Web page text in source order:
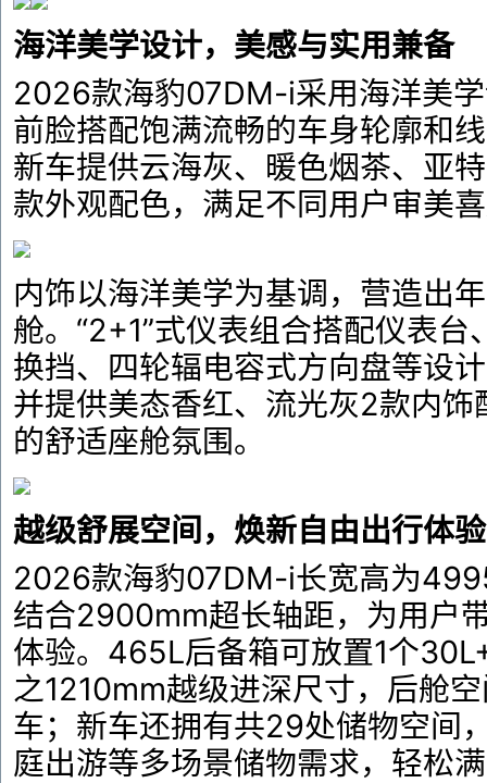
海洋美学设计，美感与实用兼备
2026款海豹07DM-i采用海洋美
前脸搭配饱满流畅的车身轮廓和
新车提供云海灰、暖色烟茶、亚
款外观配色，满足不同用户审美
内饰以海洋美学为基调，营造出
舱。“2+1”式仪表组合搭配仪表
换挡、四轮辐电容式方向盘等设
并提供美态香红、流光灰2款内饰
的舒适座舱氛围。
越级舒展空间，焕新自由出行体验
2026款海豹07DM-i长宽高为
结合2900mm超长轴距，为用户
体验。465L后备箱可放置1个
之1210mm越级进深尺寸，后舱
车；新车还拥有共29处储物空间
庭出游等多场景储物需求，轻松